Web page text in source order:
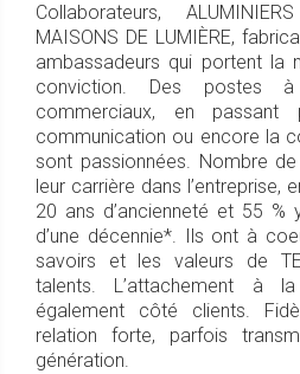
Collaborateurs,
MAISONS DE LUMIÈRE,
ambassadeurs qui portent la
conviction. Des postes
commerciaux, en
communication ou encore la
sont passionnées. Nombre
leur carrière dans l’entreprise,
20 ans d’ancienneté et 55 %
d’une décennie*. Ils ont à
savoirs et les valeurs de
talents. L’attachement à
également côté clients.
relation forte, parfois
génération.